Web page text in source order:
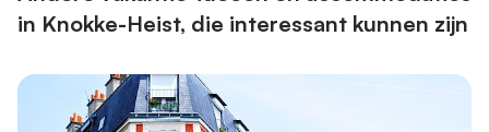
in Knokke-Heist, die interessant kunnen zijn